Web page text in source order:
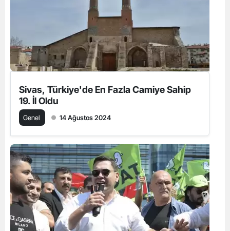
Sivas, Türkiye'de En Fazla Camiye Sahip
19. İl Oldu
Genel 14 Ağustos 2024